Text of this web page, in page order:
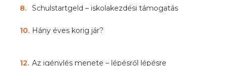
8. Schulstartgeld – iskolakezdési támogatás
10. Hány éves korig jár?
12. Az igénylés menete – lépésről lépésre